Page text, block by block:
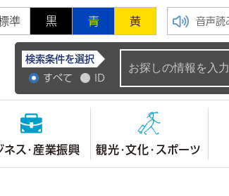
準 黒 青 黄 音声読
常陸大宮市公式ホームページ
検索条件を選択
すべて
ID
ネス・産業振興 観光・文化・スポーツ